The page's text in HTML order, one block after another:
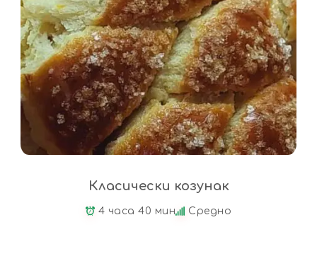
Класически козунак
4 часа 40 мин Средно